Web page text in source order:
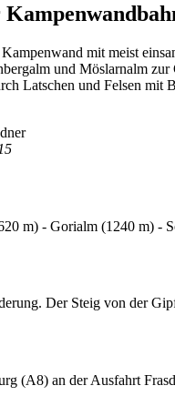
mit meist
und Möslarnalm zur
Latschen und Felsen mit
m) - Gorialm (1240 m) -
Der Steig von der
(A8) an der Ausfahrt